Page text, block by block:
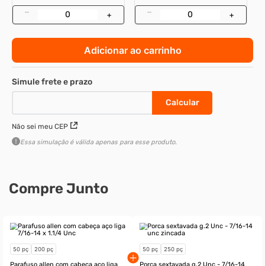
– + – +
Adicionar ao carrinho
Não sei meu CEP
Essa simulação é válida apenas para esse produto.
Compre Junto